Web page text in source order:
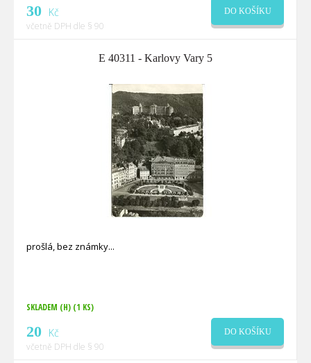
30 Kč
včetně DPH dle § 90
DO KOŠÍKU
E 40311 - Karlovy Vary 5
prošlá, bez známky
SKLADEM (H) (1 KS)
20 Kč
včetně DPH dle § 90
DO KOŠÍKU